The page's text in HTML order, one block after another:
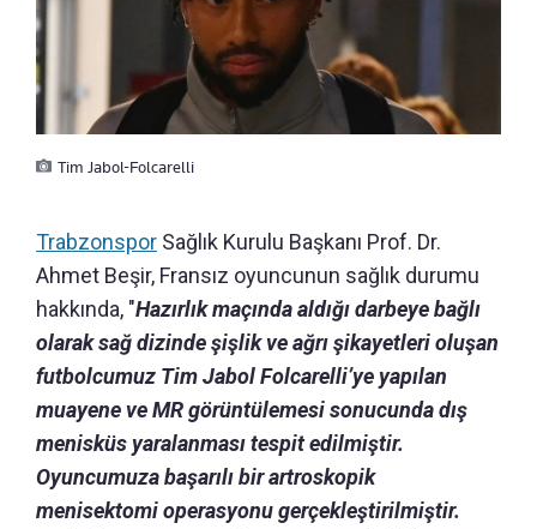
Tim Jabol-Folcarelli
Trabzonspor Sağlık Kurulu Başkanı Prof. Dr.
Ahmet Beşir, Fransız oyuncunun sağlık durumu
hakkında, "Hazırlık maçında aldığı darbeye bağlı
olarak sağ dizinde şişlik ve ağrı şikayetleri oluşan
futbolcumuz Tim Jabol Folcarelli’ye yapılan
muayene ve MR görüntülemesi sonucunda dış
menisküs yaralanması tespit edilmiştir.
Oyuncumuza başarılı bir artroskopik
menisektomi operasyonu gerçekleştirilmiştir.